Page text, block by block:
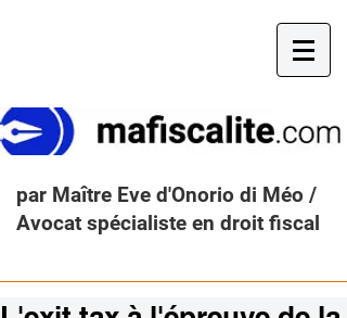
par Maître Eve d'Onorio di Méo /
Avocat spécialiste en droit fiscal